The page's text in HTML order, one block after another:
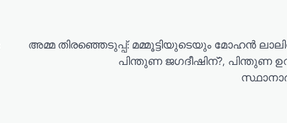
അമ്മ തിരഞ്ഞെടുപ്പ്: മമ്മൂട്ടിയുടെയും മോഹൻ
പിന്തുണ ജഗദീഷിന്?, പിന്തുണ